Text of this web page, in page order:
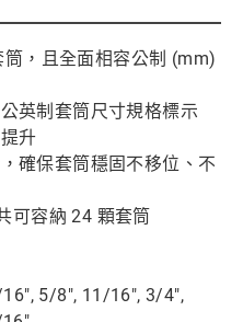
，且全面相容公制 (mm)
英制套筒尺寸規格標示
升
確保套筒穩固不移位、不
可容納 24 顆套筒
5/8", 11/16", 3/4",